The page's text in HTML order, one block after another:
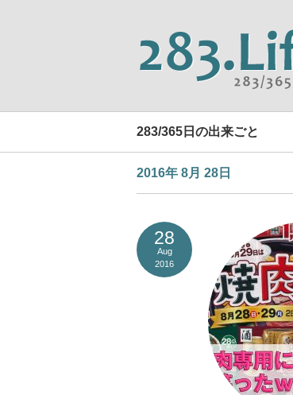
283/365日の出来ごと
2016年 8月 28日
28
Aug
2016